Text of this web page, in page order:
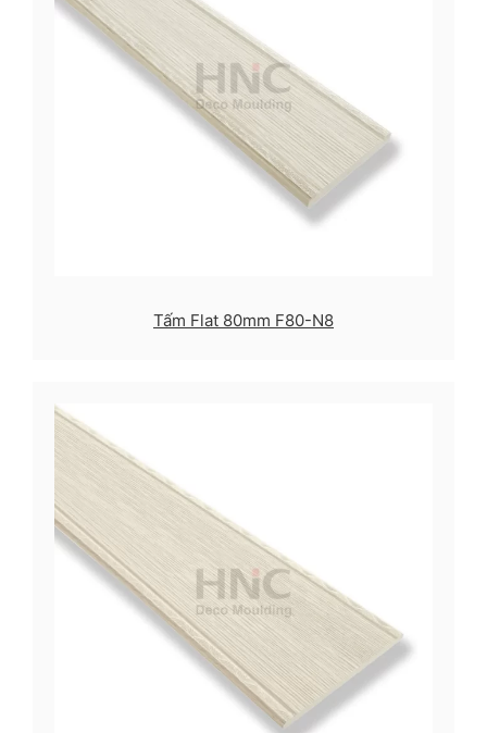
Tấm Flat 80mm F80-N8